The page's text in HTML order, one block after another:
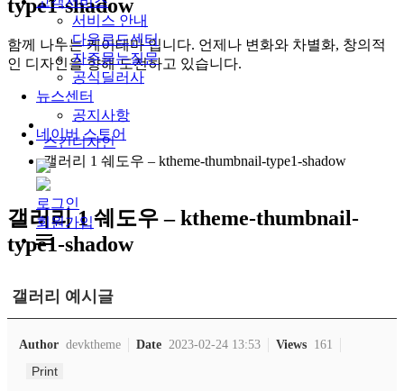
서비스 안내
다운로드센터
자주묻는질문
공식딜러사
뉴스센터
공지사항
네이버 스토어
로그인
회원가입
type1-shadow
함께 나누는 케이테마 입니다. 언제나 변화와 차별화, 창의적
인 디자인을 향해 도전하고 있습니다.
스킨디자인
갤러리 1 쉐도우 – ktheme-thumbnail-type1-shadow
갤러리 1 쉐도우 – ktheme-thumbnail-
type1-shadow
갤러리 예시글
Author devktheme Date 2023-02-24 13:53 Views 161
Print